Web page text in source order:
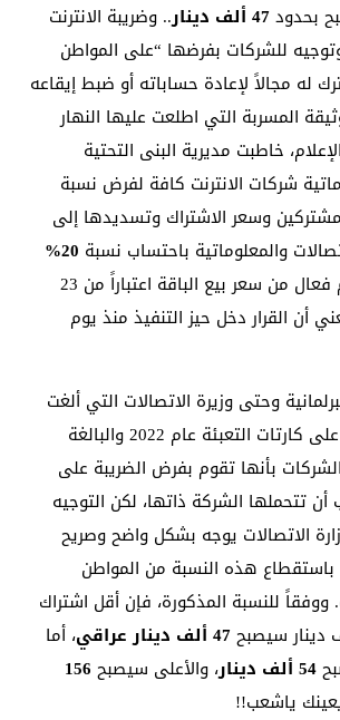
بحدود47 ألف دينار
.. وضريبة الانترنت
للشركات بفرضها “على المواطن
له مجالاً لإعادة حساباته أو ضبط إيقاعه
المسربة التي اطلعت عليها النهار
خاطبت مديرية البنى التحتية
شركات الانترنت كافة لفرض نسبة
وسعر الاشتراك وتسديدها إلى
والمعلوماتية باحتساب نسبة 20%
“على كل مستخدم فعال من سعر بيع الباقة اعتباراً من 23
ما يعني أن القرار دخل حيز التنفيذ منذ يوم
وحتى وزيرة الاتصالات التي ألغت
التعبئة عام 2022 والبالغة
بأنها تقوم بفرض الضريبة على
أن تتحملها الشركة ذاتها، لكن التوجيه
الاتصالات يوجه بشكل واضح وصريح
هذه النسبة من المواطن
للنسبة المذكورة، فإن أقل اشتراك
47 ألف دينار عراقي
، أما
54 ألف دينار ، والأعلى سيصبح 156
ياشعب!!